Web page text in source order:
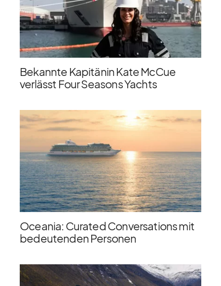
Bekannte Kapitänin Kate McCue
verlässt Four Seasons Yachts
Oceania: Curated Conversations mit
bedeutenden Personen